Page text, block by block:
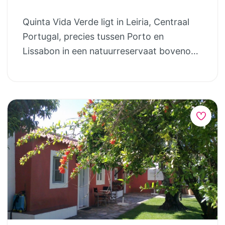
Casa Baixo met een ruim terras en een
eigen BBQ en appartementen Pinhal (2-
je naar Porto? Dan werkt Quinta Japonesa
samen met Casa Fontelheira die over
ruime safaritenten beschikt van dezelfde
kwaliteit YALA Luxury Canvas Lodges.
Ook in de Alentejo en Algarve kan Michelle
je naar andere Glampings verwijzen om te
combineren met een verblijf bij Quinta
Japonesa.
Quinta Vida Verde ligt in Leiria, Centraal
Portugal, precies tussen Porto en
Lissabon in een natuurreservaat bovenop
rustiek, luxe en sfeervol ingericht
vakantiehuisje voor 4-5 personen of voor
2 personen. De Quinta is rustig en centraal
gelegen in het groene hart van Portugal.
Een ideale uitvalsbasis om de omgeving te
verkennen. Op de Quinta zelf is een
(afsluitbaar) zwembad, kinderboerderij
met kippen en konijnen, een speeltuin met